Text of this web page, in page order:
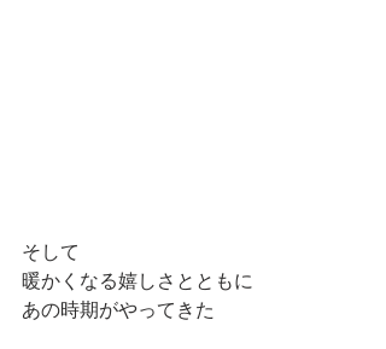
そして
暖かくなる嬉しさとともに
あの時期がやってきた